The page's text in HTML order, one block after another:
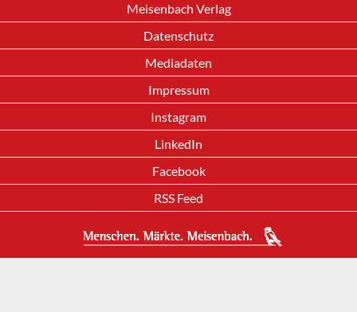
Meisenbach Verlag
Datenschutz
Mediadaten
Impressum
Instagram
LinkedIn
Facebook
RSS Feed